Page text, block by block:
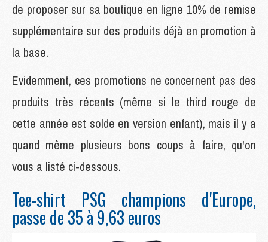
de proposer sur sa boutique en ligne 10% de remise
supplémentaire sur des produits déjà en promotion à
la base.
Evidemment, ces promotions ne concernent pas des
produits très récents (même si le third rouge de
cette année est solde en version enfant), mais il y a
quand même plusieurs bons coups à faire, qu'on
vous a listé ci-dessous.
Tee-shirt PSG champions d'Europe,
passe de 35 à 9,63 euros